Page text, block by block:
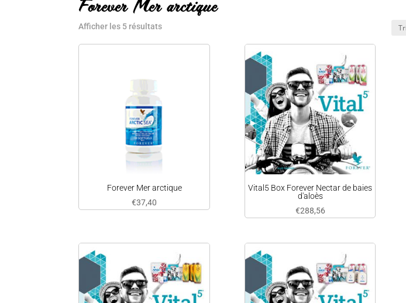
Forever Mer arctique
Afficher les 5 résultats
Forever Mer arctique
€37,40
Vital5 Box Forever Nectar de baies
d'aloès
€288,56